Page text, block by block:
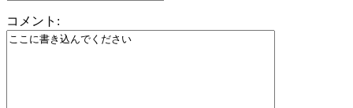
コメント: